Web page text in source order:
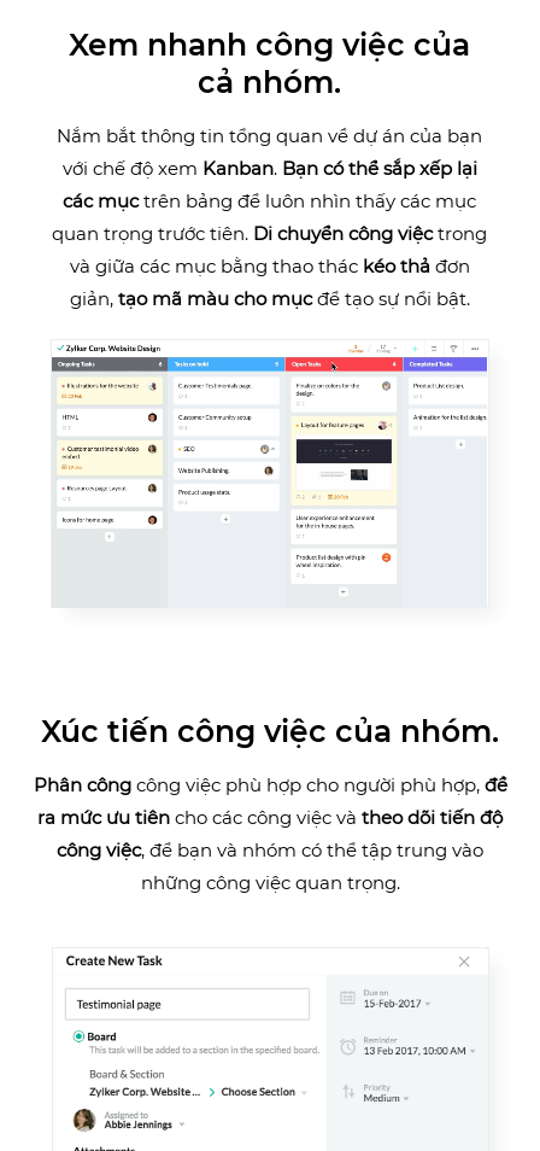
Xem nhanh công việc của
cả nhóm.
Nắm bắt thông tin tổng quan về dự án của bạn
với chế độ xem Kanban. Bạn có thể sắp xếp lại
các mụctrên bảng để luôn nhìn thấy các mục
quan trọng trước tiên. Di chuyển công việctrong
và giữa các mục bằng thao thác kéo thả đơn
giản, tạo mã màu cho mụcđể tạo sự nổi bật.
Xúc tiến công việc của nhóm.
Phân côngcông việc phù hợp cho người phù hợp, đề
ra mức ưu tiên cho các công việc và theo dõi tiến độ
công việc, để bạn và nhóm có thể tập trung vào
những công việc quan trọng.